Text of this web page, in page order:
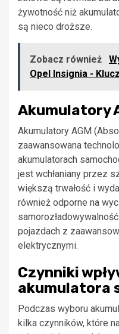
żywotność niż
są nieco droższe.
Zobacz również
Opel Insignia -
Akumulatory
Akumulatory AGM
zaawansowana
akumulatorach
jest wchłaniany przez
większą trwałość i
również odporne na
pojazdach z
elektrycznymi.
Czynniki
akumulatora
Podczas wyboru
kilka czynników, które